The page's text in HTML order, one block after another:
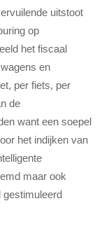
uitstoot
op
het fiscaal
en
per fiets, per
de
want een soepel
het indijken van
maar ook
gestimuleerd